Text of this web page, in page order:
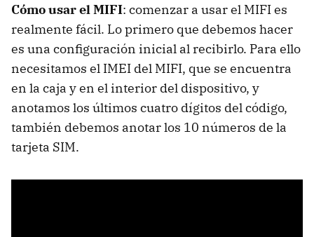
Cómo usar el MIFI: comenzar a usar el MIFI es
realmente fácil. Lo primero que debemos hacer
es una configuración inicial al recibirlo. Para ello
necesitamos el IMEI del MIFI, que se encuentra
en la caja y en el interior del dispositivo, y
anotamos los últimos cuatro dígitos del código,
también debemos anotar los 10 números de la
tarjeta SIM.